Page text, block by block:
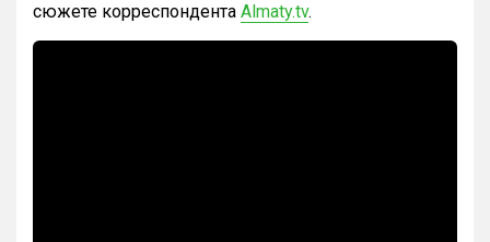
сюжете корреспондента Almaty.tv.